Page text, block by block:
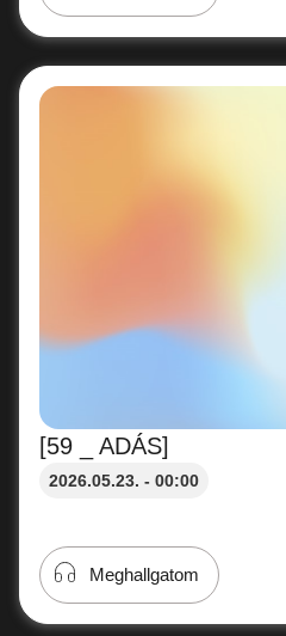
[59 _ ADÁS]
2026.05.23. - 00:00
Meghallgatom